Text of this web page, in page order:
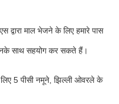
माल भेजने के लिए हमारे पास
साथ सहयोग कर सकते हैं।
5 पीसी नमूने, झिल्ली ओवरले के